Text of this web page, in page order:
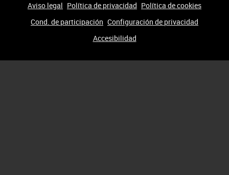
Aviso legal Política de privacidad Política de cookies
Cond. de participación Configuración de privacidad
Accesibilidad